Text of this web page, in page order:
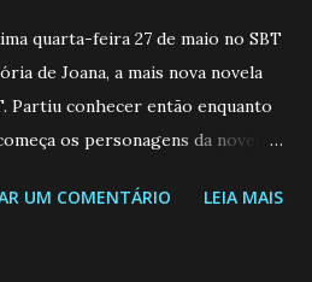
quarta-feira 27 de maio no SBT
de Joana, a mais nova novela
Partiu conhecer então enquanto
os personagens da novela?
GUADALUPE (Camila
UM COMENTÁRIO LEIA MAIS